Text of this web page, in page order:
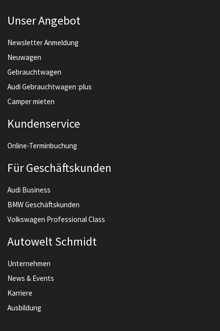
Unser Angebot
Newsletter Anmeldung
Neuwagen
Gebrauchtwagen
Audi Gebrauchtwagen :plus
Camper mieten
Kundenservice
Online-Terminbuchung
Für Geschäftskunden
Audi Business
BMW Geschäftskunden
Volkswagen Professional Class
Autowelt Schmidt
Unternehmen
News & Events
Karriere
Ausbildung